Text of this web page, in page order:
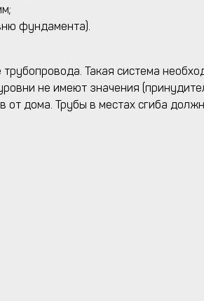
фундамента).
Такая система
не имеют значения
от дома. Трубы в местах сгиба